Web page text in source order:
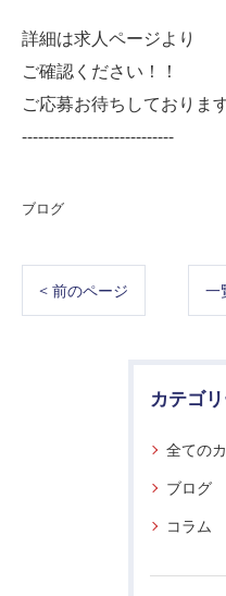
詳細は求人ページより
ご確認ください！！
ご応募お待ちしておりま
----------------------------
ブログ
< 前のページ 一
カテゴ
全ての
ブログ
コラム